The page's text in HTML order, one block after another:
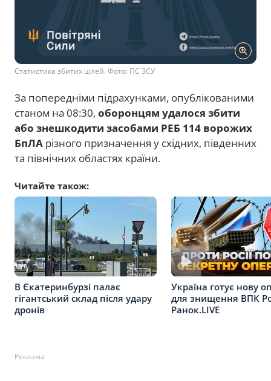
Статистика збитих цілей. Фото: ПС ЗСУ
За попередніми підрахунками, опублікованими
станом на 08:30, оборонцям удалося збити
або знешкодити засобами РЕБ 114 ворожих
БпЛА різного призначення у східних, південних
та північних областях країни.
Читайте також:
В Єкатеринбурзі палає
гігантський склад після удару
дронів
Україна готує нову
для знищення ВПК
Ранок.LIVE
Реклама